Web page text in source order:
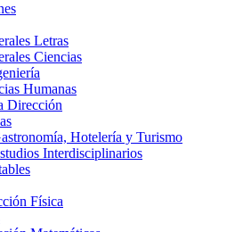
Letras
Ciencias
Humanas
Dirección
Hotelería y Turismo
Interdisciplinarios
Física